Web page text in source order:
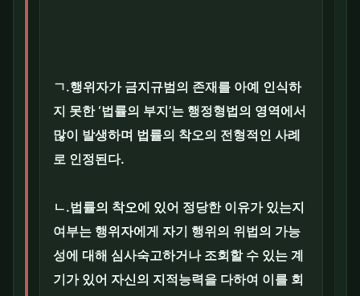
ㄱ.행위자가 금지규범의 존재를 아예 인식하
지 못한 ‘법률의 부지’는 행정형법의 영역에서
많이 발생하며 법률의 착오의 전형적인 사례
로 인정된다.
ㄴ.법률의 착오에 있어 정당한 이유가 있는지
여부는 행위자에게 자기 행위의 위법의 가능
성에 대해 심사숙고하거나 조회할 수 있는 계
기가 있어 자신의 지적능력을 다하여 이를 회